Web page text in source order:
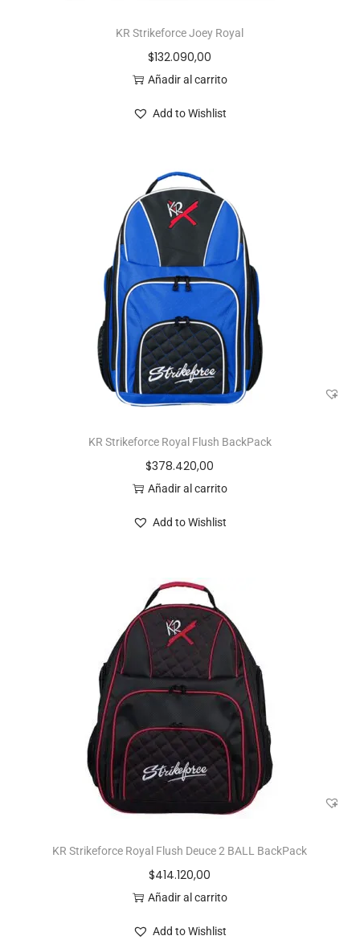
KR Strikeforce Joey Royal
$132.090,00
Añadir al carrito
Add to Wishlist
KR Strikeforce Royal Flush BackPack
$378.420,00
Añadir al carrito
Add to Wishlist
KR Strikeforce Royal Flush Deuce 2 BALL BackPack
$414.120,00
Añadir al carrito
Add to Wishlist